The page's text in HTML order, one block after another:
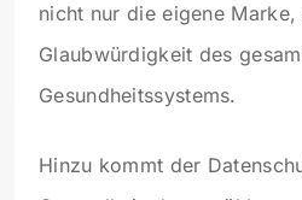
nicht nur die eigene
Glaubwürdigkeit des
Gesundheitssystems.
Hinzu kommt der